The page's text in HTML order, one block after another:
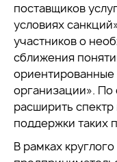
поставщиков
условиях
участников о
сближения
организации».
расширить
поддержки таких
В рамках